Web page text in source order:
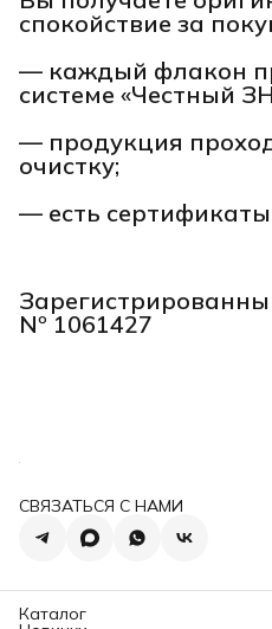
спокойствие за
— каждый флакон
системе «Честный
— продукция
очистку;
— есть сертификаты
Nº 1061427
СВЯЗАТЬСЯ С НАМИ
Каталог